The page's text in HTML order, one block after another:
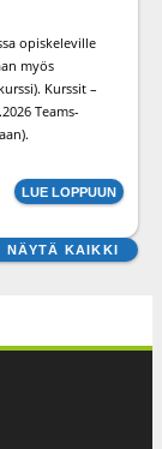
opiskeleville
myös
Kurssit –
Teams-
LUE LOPPUUN
NÄYTÄ KAIKKI